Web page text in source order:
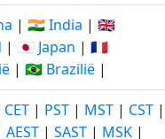
| 🇮🇳 India | 🇬🇧
| 🇯🇵 Japan | 🇫🇷
| 🇧🇷 Brazilië |
CET | PST | MST | CST |
AEST | SAST | MSK |